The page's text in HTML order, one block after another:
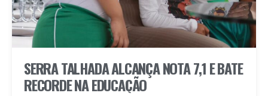
SERRA TALHADA ALCANÇA NOTA 7,1 E BATE
RECORDE NA EDUCAÇÃO